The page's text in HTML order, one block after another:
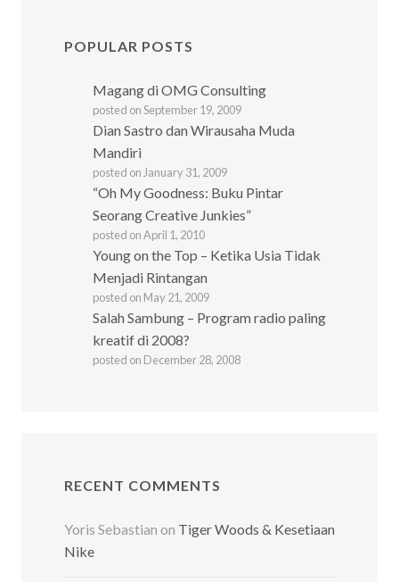
POPULAR POSTS
Magang di OMG Consulting
posted on September 19, 2009
Dian Sastro dan Wirausaha Muda
Mandiri
posted on January 31, 2009
“Oh My Goodness: Buku Pintar
Seorang Creative Junkies”
posted on April 1, 2010
Young on the Top – Ketika Usia Tidak
Menjadi Rintangan
posted on May 21, 2009
Salah Sambung – Program radio paling
kreatif di 2008?
posted on December 28, 2008
RECENT COMMENTS
Yoris Sebastian on Tiger Woods & Kesetiaan
Nike